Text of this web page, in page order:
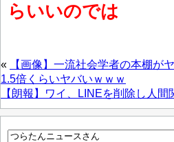
らいいのでは
«
【画像】一流社会学者の本棚が
1.5倍くらいヤバいｗｗｗ
【朗報】ワイ、LINEを削除し人間